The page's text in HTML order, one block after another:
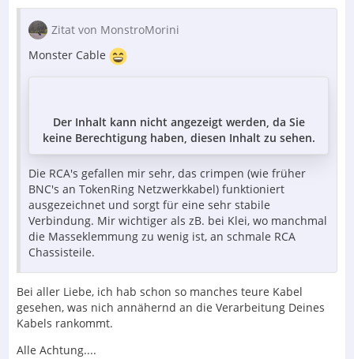
Zitat von MonstroMorini
Monster Cable
Der Inhalt kann nicht angezeigt werden, da Sie
keine Berechtigung haben, diesen Inhalt zu sehen.
Die RCA's gefallen mir sehr, das crimpen (wie früher
BNC's an TokenRing Netzwerkkabel) funktioniert
ausgezeichnet und sorgt für eine sehr stabile
Verbindung. Mir wichtiger als zB. bei Klei, wo manchmal
die Masseklemmung zu wenig ist, an schmale RCA
Chassisteile.
Bei aller Liebe, ich hab schon so manches teure Kabel
gesehen, was nich annähernd an die Verarbeitung Deines
Kabels rankommt.
Alle Achtung....